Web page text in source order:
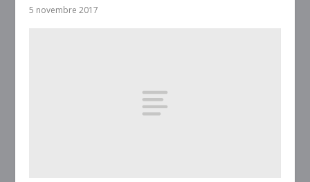
5 novembre 2017